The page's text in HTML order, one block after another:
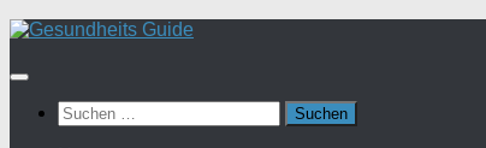
Suchen
nach: